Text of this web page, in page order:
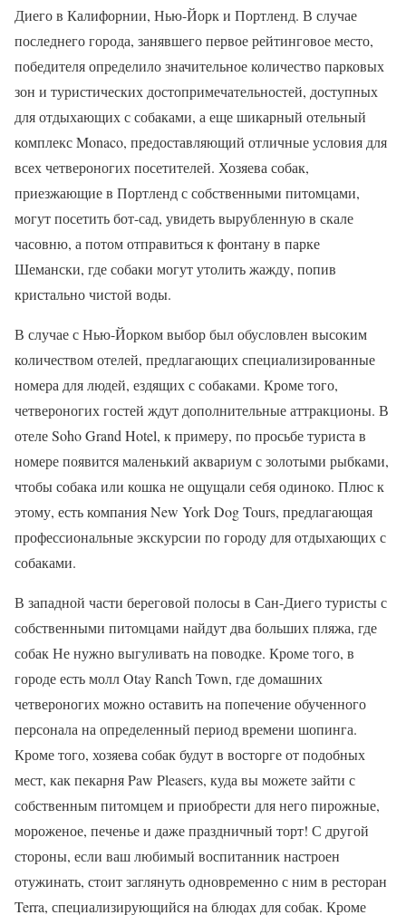
Диего в Калифорнии, Нью-Йорк и Портленд. В случае
последнего города, занявшего первое рейтинговое место,
победителя определило значительное количество парковых
зон и туристических достопримечательностей, доступных
для отдыхающих с собаками, а еще шикарный отельный
комплекс Monaco, предоставляющий отличные условия для
всех четвероногих посетителей. Хозяева собак,
приезжающие в Портленд с собственными питомцами,
могут посетить бот-сад, увидеть вырубленную в скале
часовню, а потом отправиться к фонтану в парке
Шемански, где собаки могут утолить жажду, попив
кристально чистой воды.
В случае с Нью-Йорком выбор был обусловлен высоким
количеством отелей, предлагающих специализированные
номера для людей, ездящих с собаками. Кроме того,
четвероногих гостей ждут дополнительные аттракционы. В
отеле Soho Grand Hotel, к примеру, по просьбе туриста в
номере появится маленький аквариум с золотыми рыбками,
чтобы собака или кошка не ощущали себя одиноко. Плюс к
этому, есть компания New York Dog Tours, предлагающая
профессиональные экскурсии по городу для отдыхающих с
собаками.
В западной части береговой полосы в Сан-Диего туристы с
собственными питомцами найдут два больших пляжа, где
собак Не нужно выгуливать на поводке. Кроме того, в
городе есть молл Otay Ranch Town, где домашних
четвероногих можно оставить на попечение обученного
персонала на определенный период времени шопинга.
Кроме того, хозяева собак будут в восторге от подобных
мест, как пекарня Paw Pleasers, куда вы можете зайти с
собственным питомцем и приобрести для него пирожные,
мороженое, печенье и даже праздничный торт! С другой
стороны, если ваш любимый воспитанник настроен
отужинать, стоит заглянуть одновременно с ним в ресторан
Terra, специализирующийся на блюдах для собак. Кроме